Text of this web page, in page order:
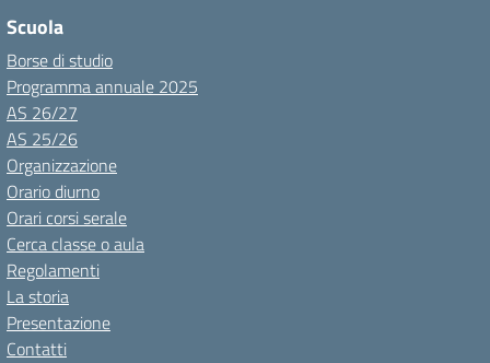
Scuola
Borse di studio
Programma annuale 2025
AS 26/27
AS 25/26
Organizzazione
Orario diurno
Orari corsi serale
Cerca classe o aula
Regolamenti
La storia
Presentazione
Contatti